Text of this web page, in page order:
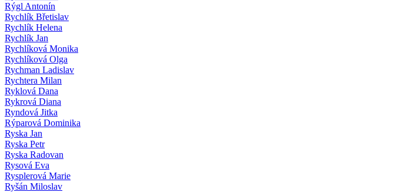
Rýgl Antonín
Rychlík Břetislav
Rychlík Helena
Rychlík Jan
Rychlíková Monika
Rychlíková Olga
Rychman Ladislav
Rychtera Milan
Ryklová Dana
Rykrová Diana
Ryndová Jitka
Rýparová Dominika
Ryska Jan
Ryska Petr
Ryska Radovan
Rysová Eva
Rysplerová Marie
Ryšán Miloslav